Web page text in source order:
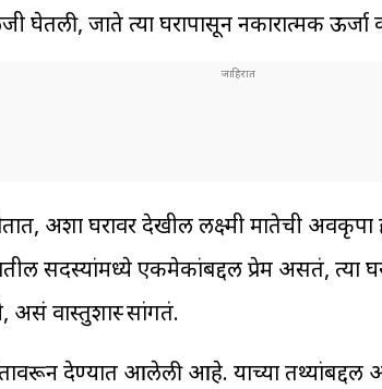
जाते त्या घरापासून नकारात्मक ऊर्जा
अशा घरावर देखील लक्ष्मी मातेची अवकृपा
सदस्यांमध्ये एकमेकांबद्दल प्रेम असतं, त्या
वास्तुशास्त्र सांगतं.
देण्यात आलेली आहे. याच्या तथ्यांबद्दल